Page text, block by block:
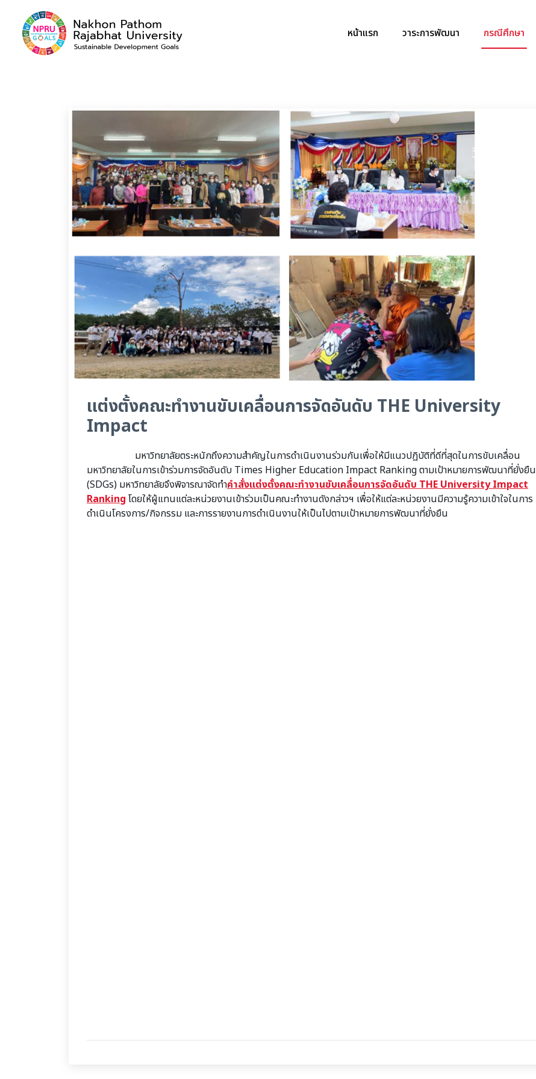
หน้าแรก วาระการพัฒนา กรณีศึกษา
แต่งตั้งคณะทำงานขับเคลื่อนการจัดอันดับ THE University
Impact
มหาวิทยาลัยตระหนักถึงความสำคัญในการดำเนินงานร่วมกันเพื่อให้มีแนวปฏิบัติที่ดีที่สุดในการขับเคลื่อน
มหาวิทยาลัยในการเข้าร่วมการจัดอันดับ Times Higher Education Impact Ranking ตามเป้าหมายการพัฒนาที่ยั่งยืน
(SDGs) มหาวิทยาลัยจึงพิจารณาจัดทำคำสั่งแต่งตั้งคณะทำงานขับเคลื่อนการจัดอันดับ THE University Impact
Ranking โดยให้ผู้แทนแต่ละหน่วยงานเข้าร่วมเป็นคณะทำงานดังกล่าวฯ เพื่อให้แต่ละหน่วยงานมีความรู้ความเข้าใจในการ
ดำเนินโครงการ/กิจกรรม และการรายงานการดำเนินงานให้เป็นไปตามเป้าหมายการพัฒนาที่ยั่งยืน